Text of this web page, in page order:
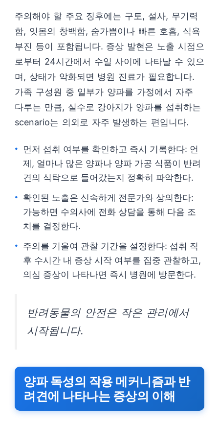
주의해야 할 주요 징후에는 구토, 설사, 무기력
함, 잇몸의 창백함, 숨가쁨이나 빠른 호흡, 식욕
부진 등이 포함됩니다. 증상 발현은 노출 시점으
로부터 24시간에서 수일 사이에 나타날 수 있으
며, 상태가 악화되면 병원 진료가 필요합니다.
가족 구성원 중 일부가 양파를 가정에서 자주
다루는 만큼, 실수로 강아지가 양파를 섭취하는
scenario는 의외로 자주 발생하는 편입니다.
먼저 섭취 여부를 확인하고 즉시 기록한다: 언
제, 얼마나 많은 양파나 양파 가공 식품이 반려
견의 식탁으로 들어갔는지 정확히 파악한다.
확인된 노출은 신속하게 전문가와 상의한다:
가능하면 수의사에 전화 상담을 통해 다음 조
치를 결정한다.
주의를 기울여 관찰 기간을 설정한다: 섭취 직
후 수시간 내 증상 시작 여부를 집중 관찰하고,
의심 증상이 나타나면 즉시 병원에 방문한다.
반려동물의 안전은 작은 관리에서
시작됩니다.
양파 독성의 작용 메커니즘과 반
려견에 나타나는 증상의 이해